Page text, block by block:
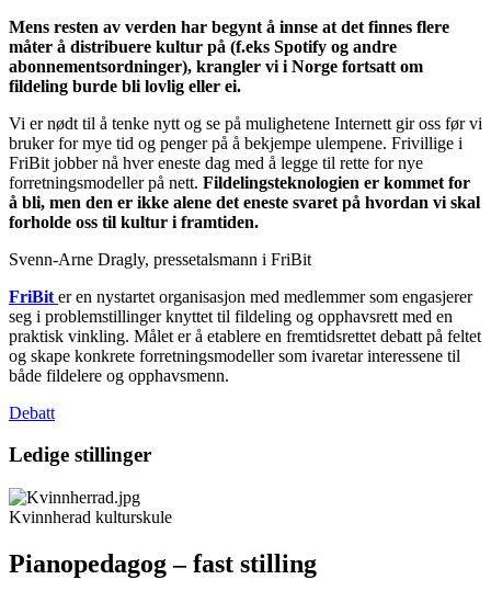
Mens resten av verden har begynt å innse at det finnes flere
måter å distribuere kultur på (f.eks Spotify og andre
abonnementsordninger), krangler vi i Norge fortsatt om
fildeling burde bli lovlig eller ei.
Vi er nødt til å tenke nytt og se på mulighetene Internett gir oss før vi
bruker for mye tid og penger på å bekjempe ulempene. Frivillige i
FriBit jobber nå hver eneste dag med å legge til rette for nye
forretningsmodeller på nett. Fildelingsteknologien er kommet for
å bli, men den er ikke alene det eneste svaret på hvordan vi skal
forholde oss til kultur i framtiden.
Svenn-Arne Dragly, pressetalsmann i FriBit
FriBit er en nystartet organisasjon med medlemmer som engasjerer
seg i problemstillinger knyttet til fildeling og opphavsrett med en
praktisk vinkling. Målet er å etablere en fremtidsrettet debatt på feltet
og skape konkrete forretningsmodeller som ivaretar interessene til
både fildelere og opphavsmenn.
Debatt
Ledige stillinger
Kvinnherad kulturskule
Pianopedagog – fast stilling